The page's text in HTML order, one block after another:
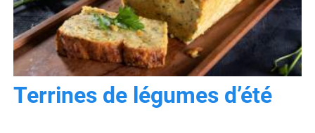
Terrines de légumes d’été